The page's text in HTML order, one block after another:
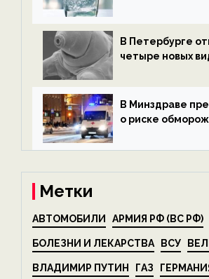
В Петербурге
четыре новых
экологии на
В Минздраве
о риске
на ECOportal
Метки
АВТОМОБИЛИ АРМИЯ РФ (ВС РФ)
БОЛЕЗНИ И ЛЕКАРСТВА ВСУ
ВЛАДИМИР ПУТИН ГАЗ